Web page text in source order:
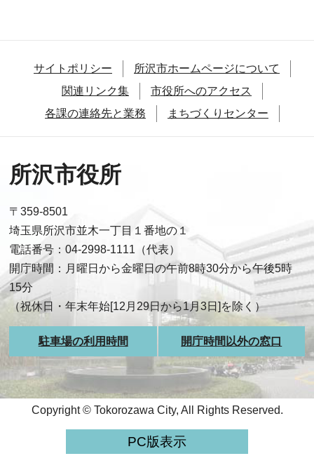
サイトポリシー
所沢市ホームページについて
関連リンク集
市役所へのアクセス
各課の連絡先と業務
まちづくりセンター
所沢市役所
〒359-8501
埼玉県所沢市並木一丁目１番地の１
電話番号：04-2998-1111（代表）
開庁時間：月曜日から金曜日の午前8時30分から午後5時
15分
（祝休日・年末年始[12月29日から1月3日]を除く）
駐車場の利用時間 開庁時間以外の窓口
Copyright © Tokorozawa City, All Rights Reserved.
PC版表示